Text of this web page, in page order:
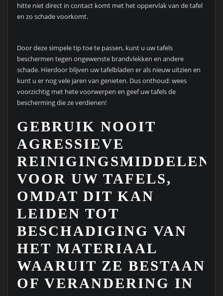
hitte niet direct in contact komt met het oppervlak van de tafel
en zo schade voorkomt.
Door deze simpele tip toe te passen, kunt u uw tafels
beschermen tegen ongewenste brandvlekken en andere
schade. Hierdoor blijven uw tafelbladen er als nieuw uitzien en
kunt u er nog vele jaren van genieten. Dus onthoud: wees
voorzichtig met hete voorwerpen en geef uw tafels de
bescherming die ze verdienen!
GEBRUIK NOOIT
AGRESSIEVE
REINIGINGSMIDDELEN
VOOR UW TAFELS,
OMDAT DIT KAN
LEIDEN TOT
BESCHADIGING VAN
HET MATERIAAL
WAARUIT ZE BESTAAN
​​OF VERANDERING IN